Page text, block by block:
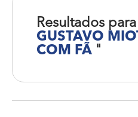
Resultados
GUSTAVO
COM FÃ "